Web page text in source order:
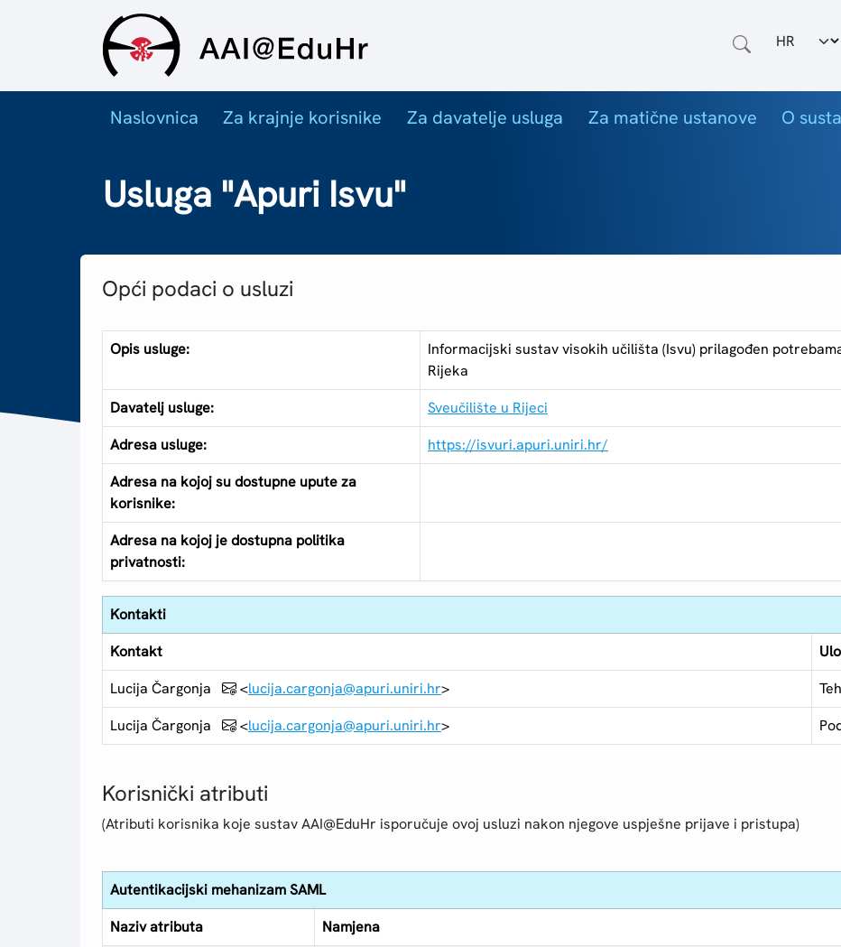
Odabir
Naslovnica Za krajnje korisnike Za davatelje usluga Za matične ustanove O
Usluga "Apuri Isvu"
Opći podaci o usluzi
Opis usluge:
Informacijski sustav visokih učilišta (Isvu) prilagođen
Rijeka
Davatelj usluge:
Sveučilište u Rijeci
Adresa usluge:
https://isvuri.apuri.uniri.hr/
Adresa na kojoj su dostupne upute za
korisnike:
Adresa na kojoj je dostupna politika
privatnosti:
Kontakti
Kontakt
Lucija Čargonja
<lucija.cargonja@apuri.uniri.hr>
Lucija Čargonja
<lucija.cargonja@apuri.uniri.hr>
Korisnički atributi
(Atributi korisnika koje sustav AAI@EduHr isporučuje ovoj usluzi nakon njegove uspješne prijave i pristupa)
Autentikacijski mehanizam SAML
Naziv atributa
Namjena